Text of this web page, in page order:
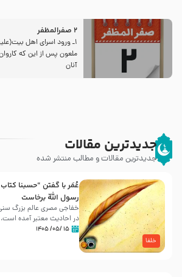
2 صفرالمظفر
1ـ ورود اسراى اهل
ملعون پس از این كه
آنان
جدیدترین مقالات
جدیدترین مقالات و مطالب منتشر شده
خلفا
عُمَر با گفتن “حسبنا كتاب
رسول اللّه برخاست
در احادیث معتبر آمده است،
۱۵ /۰۵/ ۱۴۰۵